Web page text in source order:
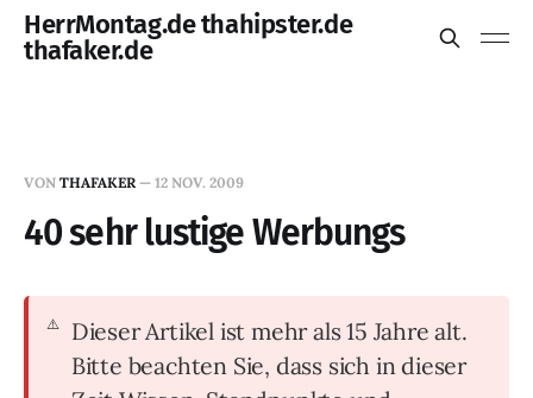
HerrMontag.de thahipster.de
thafaker.de
VON THAFAKER — 12 NOV. 2009
40 sehr lustige Werbungs
Dieser Artikel ist mehr als 15 Jahre alt.
Bitte beachten Sie, dass sich in dieser